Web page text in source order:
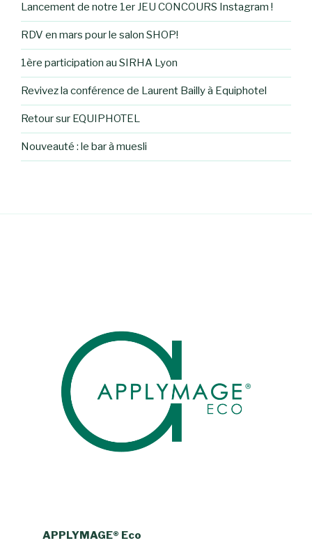
Lancement de notre 1er JEU CONCOURS Instagram !
RDV en mars pour le salon SHOP!
1ère participation au SIRHA Lyon
Revivez la conférence de Laurent Bailly à Equiphotel
Retour sur EQUIPHOTEL
Nouveauté : le bar à muesli
APPLYMAGE® Eco